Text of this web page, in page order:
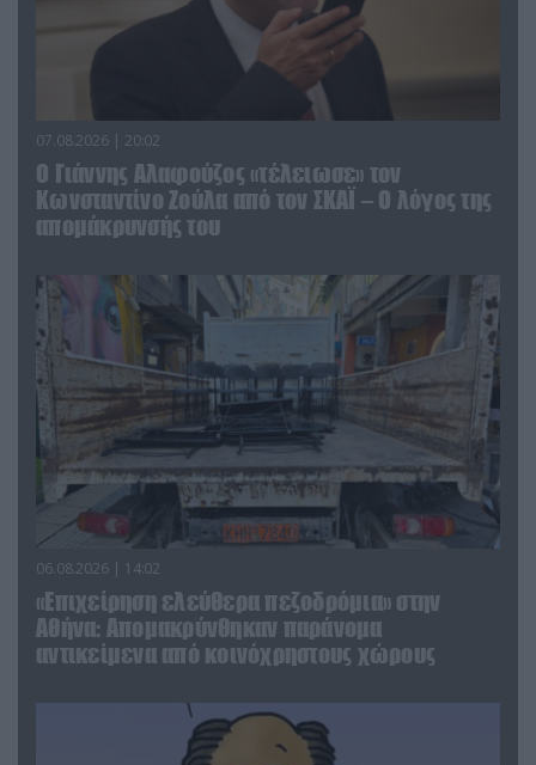
07.08.2026 | 20:02
Ο Γιάννης Αλαφούζος «τέλειωσε» τον
Κωνσταντίνο Ζούλα από τον ΣΚΑΪ – Ο λόγος της
απομάκρυνσής του
06.08.2026 | 14:02
«Επιχείρηση ελεύθερα πεζοδρόμια» στην
Αθήνα: Απομακρύνθηκαν παράνομα
αντικείμενα από κοινόχρηστους χώρους